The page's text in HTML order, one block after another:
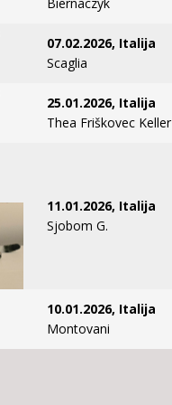
07.02.2026, Italija
Scaglia
25.01.2026, Italija
Thea Friškovec Keller
11.01.2026, Italija
Sjobom G.
10.01.2026, Italija
Montovani